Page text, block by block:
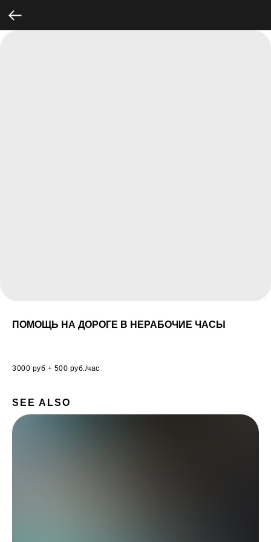
ПОМОЩЬ НА ДОРОГЕ В НЕРАБОЧИЕ ЧАСЫ
3000 руб + 500 руб./час
SEE ALSO